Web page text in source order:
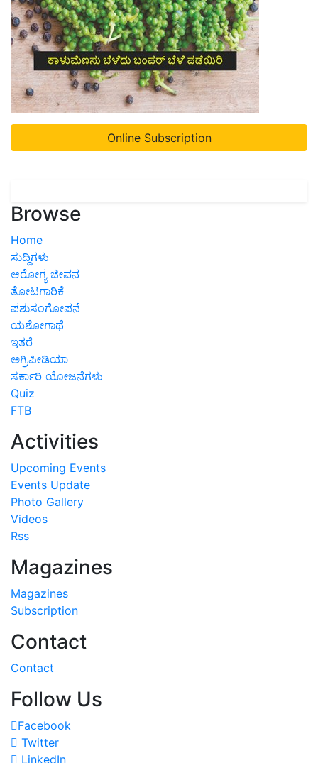
Online Subscription
Browse
Home
ಸುದ್ದಿಗಳು
ಆರೋಗ್ಯ ಜೀವನ
ತೋಟಗಾರಿಕೆ
ಪಶುಸಂಗೋಪನೆ
ಯಶೋಗಾಥೆ
ಇತರೆ
ಅಗ್ರಿಪೀಡಿಯಾ
ಸರ್ಕಾರಿ ಯೋಜನೆಗಳು
Quiz
FTB
Activities
Upcoming Events
Events Update
Photo Gallery
Videos
Rss
Magazines
Magazines
Subscription
Contact
Contact
Follow Us
Facebook
Twitter
LinkedIn